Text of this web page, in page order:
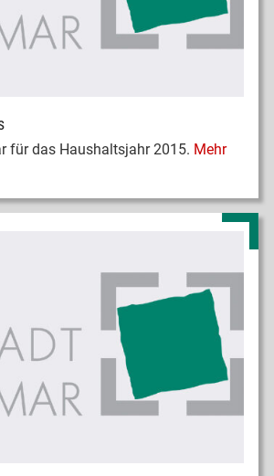
für das Haushaltsjahr 2015. Mehr